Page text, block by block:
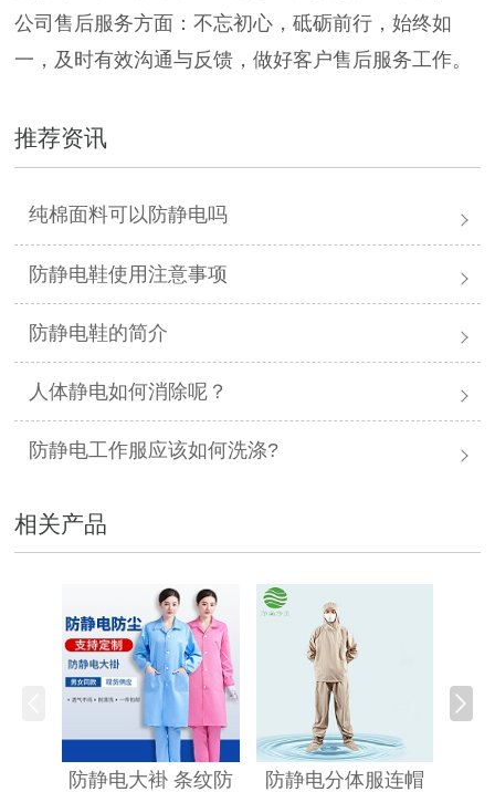
公司售后服务方面：不忘初心，砥砺前行，始终如
一，及时有效沟通与反馈，做好客户售后服务工作。
推荐资讯
纯棉面料可以防静电吗
防静电鞋使用注意事项
防静电鞋的简介
人体静电如何消除呢？
防静电工作服应该如何洗涤?
相关产品
防静电大褂 条纹防
防静电分体服连帽
防